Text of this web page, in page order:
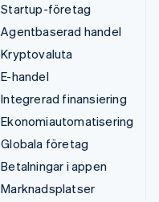
Startup-företag
Agentbaserad handel
Kryptovaluta
E-handel
Integrerad finansiering
Ekonomiautomatisering
Globala företag
Betalningar i appen
Marknadsplatser